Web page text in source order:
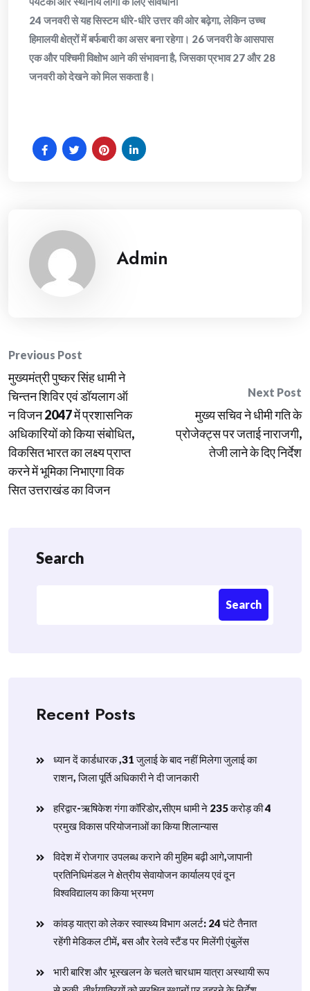
​24 जनवरी से यह सिस्टम धीरे-धीरे उत्तर की ओर बढ़ेगा, लेकिन उच्च
हिमालयी क्षेत्रों में बर्फबारी का असर बना रहेगा। 26 जनवरी के आसपास
एक और पश्चिमी विक्षोभ आने की संभावना है, जिसका प्रभाव 27 और 28
जनवरी को देखने को मिल सकता है।
Admin
Post
navigation
Previous Post
मुख्यमंत्री पुष्कर सिंह धामी ने
चिन्तन शिविर एवं डॉयलाग ऑ
न विजन 2047 में प्रशासनिक
अधिकारियों को किया संबोधित,
विकसित भारत का लक्ष्य प्राप्त
करने में भूमिका निभाएगा विक
सित उत्तराखंड का विजन
Next Post
मुख्य सचिव ने धीमी गति के
प्रोजेक्ट्स पर जताई नाराजगी,
तेजी लाने के दिए निर्देश
Search
Search
Recent Posts
ध्यान दें कार्डधारक ,31 जुलाई के बाद नहीं मिलेगा जुलाई का
राशन, जिला पूर्ति अधिकारी ने दी जानकारी
हरिद्वार-ऋषिकेश गंगा कॉरिडोर,सीएम धामी ने 235 करोड़ की 4
प्रमुख विकास परियोजनाओं का किया शिलान्यास
विदेश में रोजगार उपलब्ध कराने की मुहिम बढ़ी आगे,जापानी
प्रतिनिधिमंडल ने क्षेत्रीय सेवायोजन कार्यालय एवं दून
विश्वविद्यालय का किया भ्रमण
​कांवड़ यात्रा को लेकर स्वास्थ्य विभाग अलर्ट: 24 घंटे तैनात
रहेंगी मेडिकल टीमें, बस और रेलवे स्टैंड पर मिलेंगी एंबुलेंस
​भारी बारिश और भूस्खलन के चलते चारधाम यात्रा अस्थायी रूप